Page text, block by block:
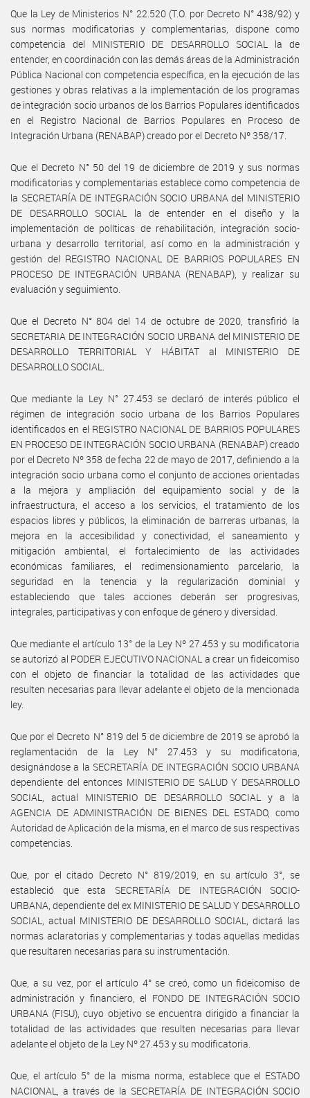
Que la Ley de Ministerios N° 22.520 (T.O. por Decreto N° 438/92) y
sus normas modificatorias y complementarias, dispone como
competencia del MINISTERIO DE DESARROLLO SOCIAL la de
entender, en coordinación con las demás áreas de la Administración
Pública Nacional con competencia específica, en la ejecución de las
gestiones y obras relativas a la implementación de los programas
de integración socio urbanos de los Barrios Populares identificados
en el Registro Nacional de Barrios Populares en Proceso de
Integración Urbana (RENABAP) creado por el Decreto Nº 358/17.
Que el Decreto N° 50 del 19 de diciembre de 2019 y sus normas
modificatorias y complementarias establece como competencia de
la SECRETARÍA DE INTEGRACIÓN SOCIO URBANA del MINISTERIO
DE DESARROLLO SOCIAL la de entender en el diseño y la
implementación de políticas de rehabilitación, integración socio-
urbana y desarrollo territorial, así como en la administración y
gestión del REGISTRO NACIONAL DE BARRIOS POPULARES EN
PROCESO DE INTEGRACIÓN URBANA (RENABAP), y realizar su
evaluación y seguimiento.
Que el Decreto N° 804 del 14 de octubre de 2020, transfirió la
SECRETARIA DE INTEGRACIÓN SOCIO URBANA del MINISTERIO DE
DESARROLLO TERRITORIAL Y HÁBITAT al MINISTERIO DE
DESARROLLO SOCIAL.
Que mediante la Ley N° 27.453 se declaró de interés público el
régimen de integración socio urbana de los Barrios Populares
identificados en el REGISTRO NACIONAL DE BARRIOS POPULARES
EN PROCESO DE INTEGRACIÓN SOCIO URBANA (RENABAP) creado
por el Decreto Nº 358 de fecha 22 de mayo de 2017, definiendo a la
integración socio urbana como el conjunto de acciones orientadas
a la mejora y ampliación del equipamiento social y de la
infraestructura, el acceso a los servicios, el tratamiento de los
espacios libres y públicos, la eliminación de barreras urbanas, la
mejora en la accesibilidad y conectividad, el saneamiento y
mitigación ambiental, el fortalecimiento de las actividades
económicas familiares, el redimensionamiento parcelario, la
seguridad en la tenencia y la regularización dominial y
estableciendo que tales acciones deberán ser progresivas,
integrales, participativas y con enfoque de género y diversidad.
Que mediante el artículo 13° de la Ley Nº 27.453 y su modificatoria
se autorizó al PODER EJECUTIVO NACIONAL a crear un fideicomiso
con el objeto de financiar la totalidad de las actividades que
resulten necesarias para llevar adelante el objeto de la mencionada
ley.
Que por el Decreto N° 819 del 5 de diciembre de 2019 se aprobó la
reglamentación de la Ley N° 27.453 y su modificatoria,
designándose a la SECRETARÍA DE INTEGRACIÓN SOCIO URBANA
dependiente del entonces MINISTERIO DE SALUD Y DESARROLLO
SOCIAL, actual MINISTERIO DE DESARROLLO SOCIAL y a la
AGENCIA DE ADMINISTRACIÓN DE BIENES DEL ESTADO, como
Autoridad de Aplicación de la misma, en el marco de sus respectivas
competencias.
Que, por el citado Decreto N° 819/2019, en su artículo 3°, se
estableció que esta SECRETARÍA DE INTEGRACIÓN SOCIO-
URBANA, dependiente del ex MINISTERIO DE SALUD Y DESARROLLO
SOCIAL, actual MINISTERIO DE DESARROLLO SOCIAL, dictará las
normas aclaratorias y complementarias y todas aquellas medidas
que resultaren necesarias para su instrumentación.
Que, a su vez, por el artículo 4° se creó, como un fideicomiso de
administración y financiero, el FONDO DE INTEGRACIÓN SOCIO
URBANA (FISU), cuyo objetivo se encuentra dirigido a financiar la
totalidad de las actividades que resulten necesarias para llevar
adelante el objeto de la Ley Nº 27.453 y su modificatoria.
Que, el artículo 5° de la misma norma, establece que el ESTADO
NACIONAL, a través de la SECRETARÍA DE INTEGRACIÓN SOCIO